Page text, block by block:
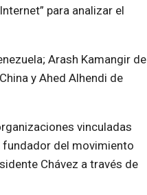
para analizar el
Arash Kamangir de
y Ahed Alhendi de
vinculadas
fundador del movimiento
Chávez a través de